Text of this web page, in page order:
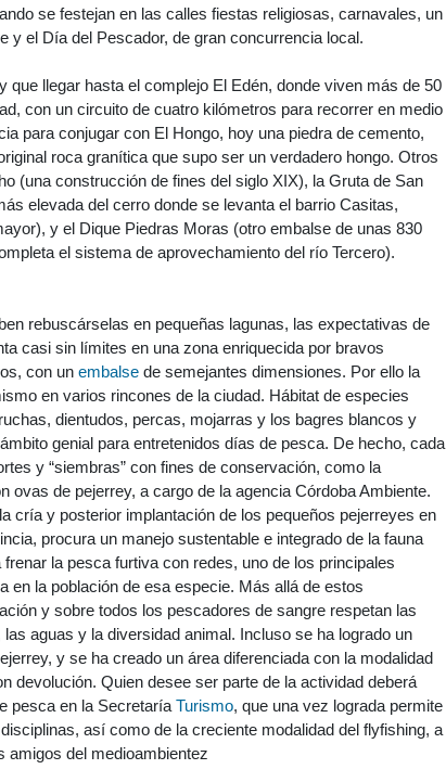
se festejan en las calles fiestas religiosas, carnavales, un
y el Día del Pescador, de gran concurrencia local.
que llegar hasta el complejo El Edén, donde viven más de 50
con un circuito de cuatro kilómetros para recorrer en medio
para conjugar con El Hongo, hoy una piedra de cemento,
roca granítica que supo ser un verdadero hongo. Otros
(una construcción de fines del siglo XIX), la Gruta de San
elevada del cerro donde se levanta el barrio Casitas,
y el Dique Piedras Moras (otro embalse de unas 830
el sistema de aprovechamiento del río Tercero).
rebuscárselas en pequeñas lagunas, las expectativas de
casi sin límites en una zona enriquecida por bravos
con un embalse de semejantes dimensiones. Por ello la
en varios rincones de la ciudad. Hábitat de especies
dientudos, percas, mojarras y los bagres blancos y
genial para entretenidos días de pesca. De hecho, cada
y “siembras” con fines de conservación, como la
ovas de pejerrey, a cargo de la agencia Córdoba Ambiente.
cría y posterior implantación de los pequeños pejerreyes en
procura un manejo sustentable e integrado de la fauna
la pesca furtiva con redes, uno de los principales
en la población de esa especie. Más allá de estos
y sobre todos los pescadores de sangre respetan las
aguas y la diversidad animal. Incluso se ha logrado un
y se ha creado un área diferenciada con la modalidad
devolución. Quien desee ser parte de la actividad deberá
pesca en la Secretaría Turismo, que una vez lograda permite
así como de la creciente modalidad del flyfishing, a
amigos del medioambientez